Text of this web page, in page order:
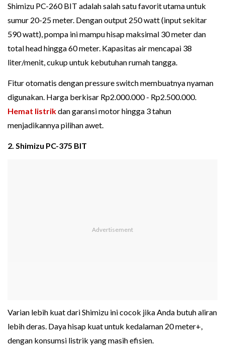
Shimizu PC-260 BIT adalah salah satu favorit utama untuk
sumur 20-25 meter. Dengan output 250 watt (input sekitar
590 watt), pompa ini mampu hisap maksimal 30 meter dan
total head hingga 60 meter. Kapasitas air mencapai 38
liter/menit, cukup untuk kebutuhan rumah tangga.
Fitur otomatis dengan pressure switch membuatnya nyaman
digunakan. Harga berkisar Rp2.000.000 - Rp2.500.000.
Hemat listrikdan garansi motor hingga 3 tahun
menjadikannya pilihan awet.
2. Shimizu PC-375 BIT
Varian lebih kuat dari Shimizu ini cocok jika Anda butuh aliran
lebih deras. Daya hisap kuat untuk kedalaman 20 meter+,
dengan konsumsi listrik yang masih efisien.